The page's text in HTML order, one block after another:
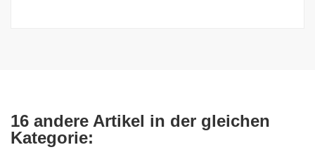
16 andere Artikel in der gleichen
Kategorie: